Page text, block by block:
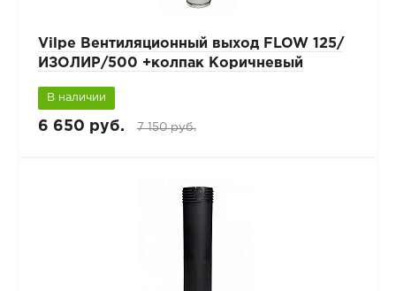
Vilpe Вентиляционный выход FLOW 125/
ИЗОЛИР/500 +колпак Коричневый
В наличии
6 650 руб. 7 150 руб.